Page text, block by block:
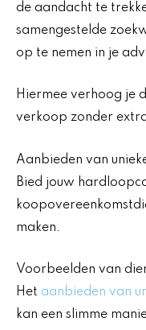
de aandacht te
samengestelde
op te nemen in je
Hiermee verhoog je
verkoop zonder
Aanbieden van
Bied jouw
maken.
Voorbeelden van
Het aanbieden van
kan een slimme